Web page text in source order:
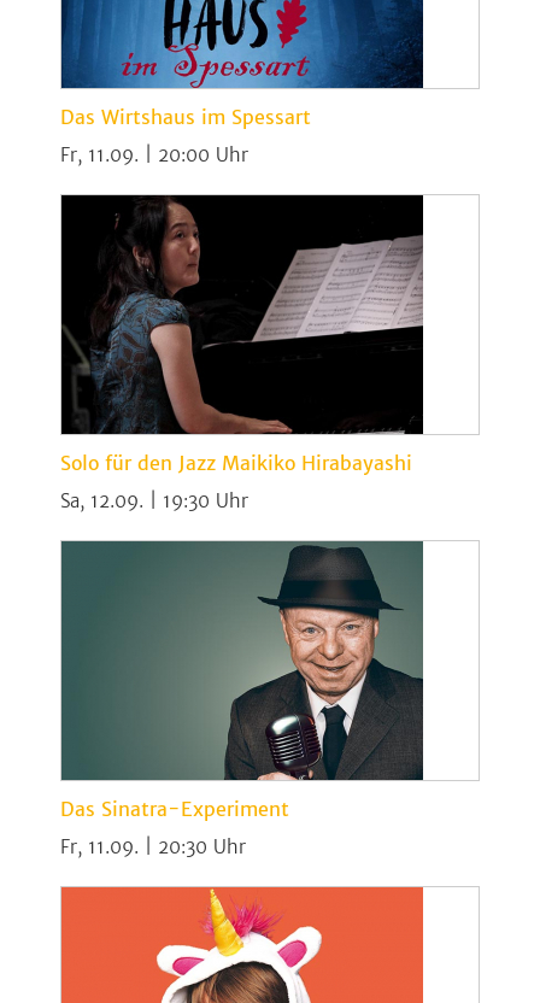
Das Wirtshaus im Spessart
Fr, 11.09. | 20:00
Solo für den Jazz Maikiko Hirabayashi
Sa, 12.09. | 19:30
Das Sinatra-Experiment
Fr, 11.09. | 20:30